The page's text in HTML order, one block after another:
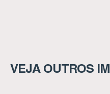
VEJA OUTROS